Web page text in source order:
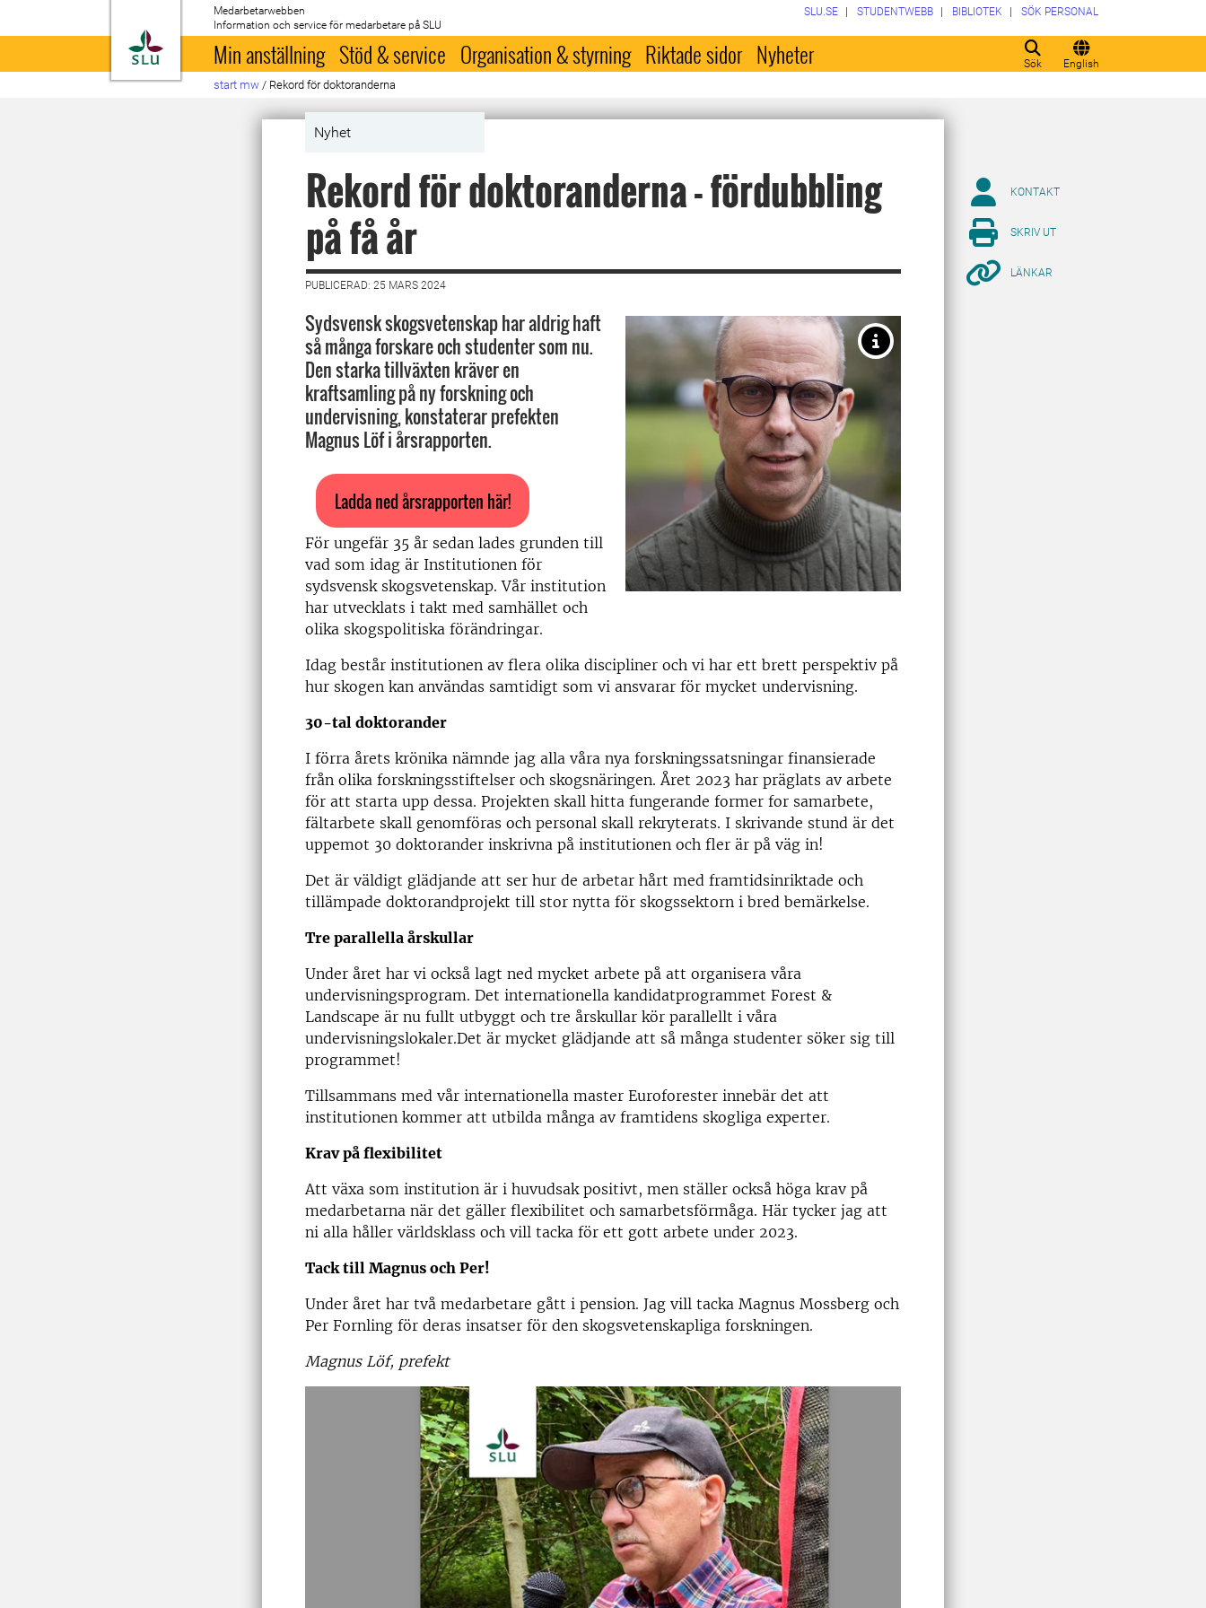
Till startsida
Medarbetarwebben
Information och service för medarbetare på SLU
Sök English
SLU.SE STUDENTWEBB BIBLIOTEK SÖK PERSONAL
Min anställning Stöd & service Organisation & styrning Riktade sidor Nyheter
start mw / Rekord för doktoranderna
Nyhet
Rekord för doktoranderna - fördubbling
på få år
PUBLICERAD: 25 MARS 2024
Sydsvensk skogsvetenskap har aldrig haft
så många forskare och studenter som nu.
Den starka tillväxten kräver en
kraftsamling på ny forskning och
undervisning, konstaterar prefekten
Magnus Löf i årsrapporten.
Ladda ned årsrapporten här!
För ungefär 35 år sedan lades grunden till
vad som idag är Institutionen för
sydsvensk skogsvetenskap. Vår institution
har utvecklats i takt med samhället och
olika skogspolitiska förändringar.
Idag består institutionen av flera olika discipliner och vi har ett brett perspektiv på
hur skogen kan användas samtidigt som vi ansvarar för mycket undervisning.
30-tal doktorander
I förra årets krönika nämnde jag alla våra nya forskningssatsningar finansierade
från olika forskningsstiftelser och skogsnäringen. Året 2023 har präglats av arbete
för att starta upp dessa. Projekten skall hitta fungerande former for samarbete,
fältarbete skall genomföras och personal skall rekryterats. I skrivande stund är det
uppemot 30 doktorander inskrivna på institutionen och fler är på väg in!
Det är väldigt glädjande att ser hur de arbetar hårt med framtidsinriktade och
tillämpade doktorandprojekt till stor nytta för skogssektorn i bred bemärkelse.
Tre parallella årskullar
Under året har vi också lagt ned mycket arbete på att organisera våra
undervisningsprogram. Det internationella kandidatprogrammet Forest &
Landscape är nu fullt utbyggt och tre årskullar kör parallellt i våra
undervisningslokaler.Det är mycket glädjande att så många studenter söker sig till
programmet!
Tillsammans med vår internationella master Euroforester innebär det att
institutionen kommer att utbilda många av framtidens skogliga experter.
Krav på flexibilitet
Att växa som institution är i huvudsak positivt, men ställer också höga krav på
medarbetarna när det gäller flexibilitet och samarbetsförmåga. Här tycker jag att
ni alla håller världsklass och vill tacka för ett gott arbete under 2023.
Tack till Magnus och Per!
Under året har två medarbetare gått i pension. Jag vill tacka Magnus Mossberg och
Per Fornling för deras insatser för den skogsvetenskapliga forskningen.
Magnus Löf, prefekt
KONTAKT
SKRIV UT
LÄNKAR